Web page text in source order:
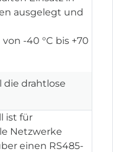
ausgelegt und
-40 °C bis +70
die drahtlose
ist für
Netzwerke
einen RS485-